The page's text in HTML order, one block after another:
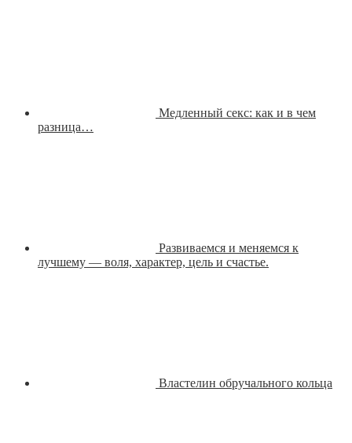
Медленный секс: как и в чем
разница…
Развиваемся и меняемся к
лучшему — воля, характер, цель и счастье.
Властелин обручального кольца